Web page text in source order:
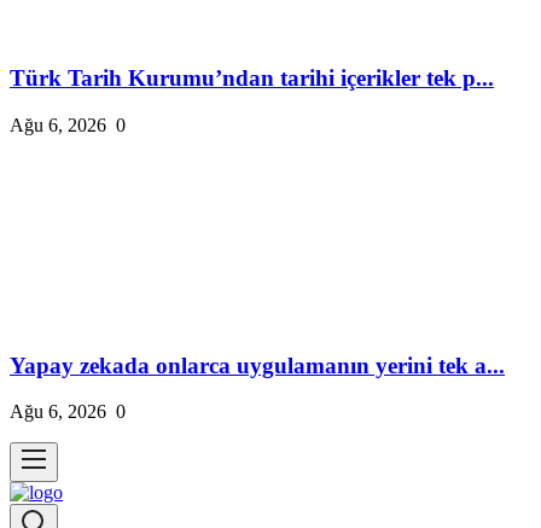
Türk Tarih Kurumu’ndan tarihi içerikler tek p...
Ağu 6, 2026 0
Yapay zekada onlarca uygulamanın yerini tek a...
Ağu 6, 2026 0